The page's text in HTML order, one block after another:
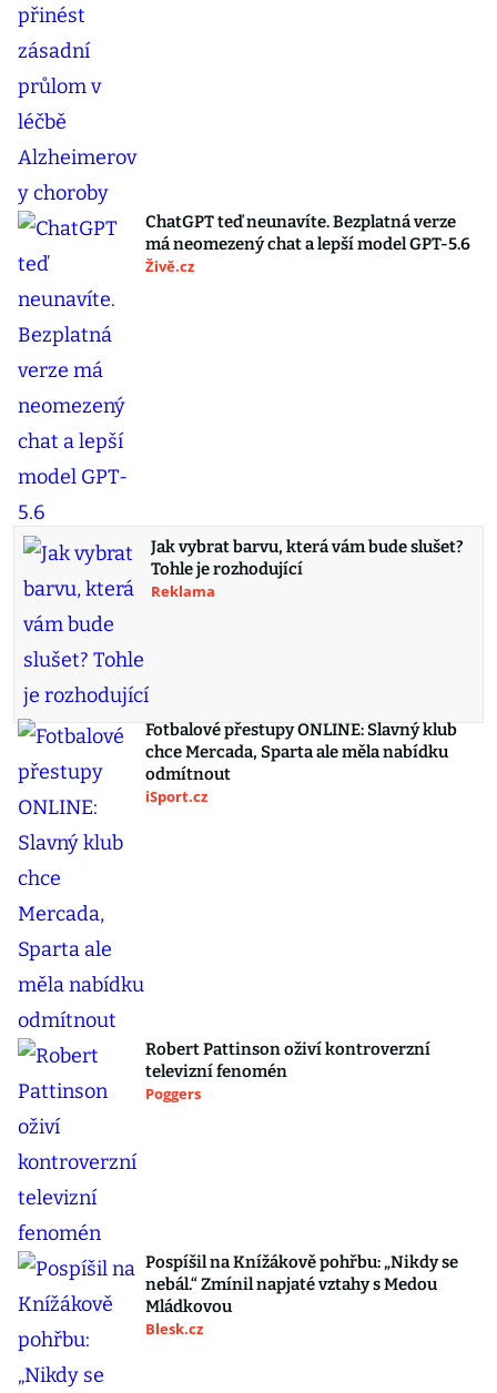
ChatGPT teď neunavíte. Bezplatná verze
má neomezený chat a lepší model GPT-5.6
Živě.cz
Jak vybrat barvu, která vám bude slušet?
Tohle je rozhodující
Reklama
Fotbalové přestupy ONLINE: Slavný klub
chce Mercada, Sparta ale měla nabídku
odmítnout
iSport.cz
Robert Pattinson oživí kontroverzní
televizní fenomén
Poggers
Pospíšil na Knížákově pohřbu: „Nikdy se
nebál.“ Zmínil napjaté vztahy s Medou
Mládkovou
Blesk.cz